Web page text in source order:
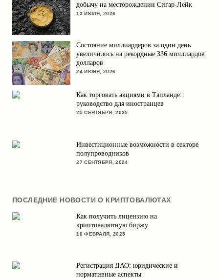
добычу на месторождении Сигар-Лейк
13 ИЮЛЯ, 2026
Состояние миллиардеров за один день
увеличилось на рекордные 336 миллиардов
долларов
24 ИЮНЯ, 2026
Как торговать акциями в Таиланде:
руководство для иностранцев
25 СЕНТЯБРЯ, 2025
Инвестиционные возможности в секторе
полупроводников
27 СЕНТЯБРЯ, 2024
ПОСЛЕДНИЕ НОВОСТИ О КРИПТОВАЛЮТАХ
Как получить лицензию на
криптовалютную биржу
10 ФЕВРАЛЯ, 2025
Регистрация ДАО: юридические и
нормативные аспекты